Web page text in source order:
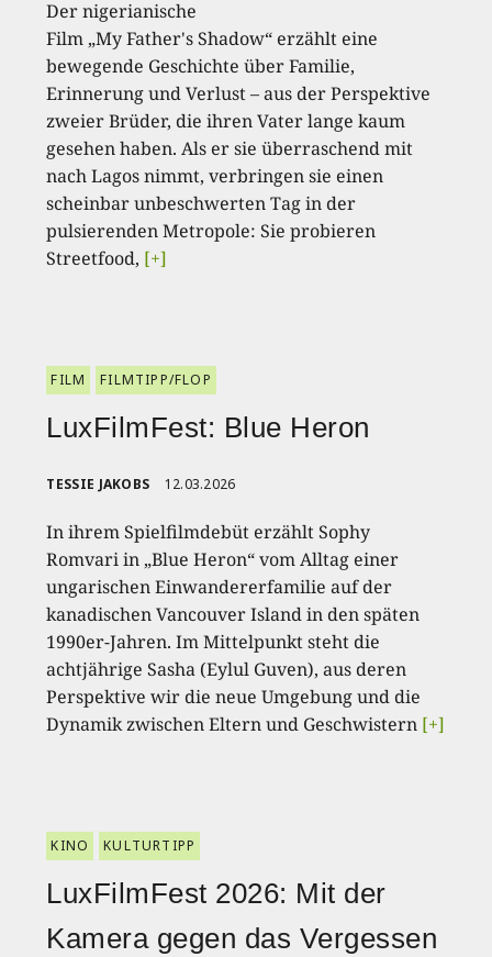
Der nigerianische
Film „My Father's Shadow“ erzählt eine
bewegende Geschichte über Familie,
Erinnerung und Verlust – aus der Perspektive
zweier Brüder, die ihren Vater lange kaum
gesehen haben. Als er sie überraschend mit
nach Lagos nimmt, verbringen sie einen
scheinbar unbeschwerten Tag in der
pulsierenden Metropole: Sie probieren
Streetfood, [+]
FILM FILMTIPP/FLOP
LuxFilmFest: Blue Heron
TESSIE JAKOBS 12.03.2026
In ihrem Spielfilmdebüt erzählt Sophy
Romvari in „Blue Heron“ vom Alltag einer
ungarischen Einwandererfamilie auf der
kanadischen Vancouver Island in den späten
1990er-Jahren. Im Mittelpunkt steht die
achtjährige Sasha (Eylul Guven), aus deren
Perspektive wir die neue Umgebung und die
Dynamik zwischen Eltern und Geschwistern [+]
KINO KULTURTIPP
LuxFilmFest 2026: Mit der
Kamera gegen das Vergessen